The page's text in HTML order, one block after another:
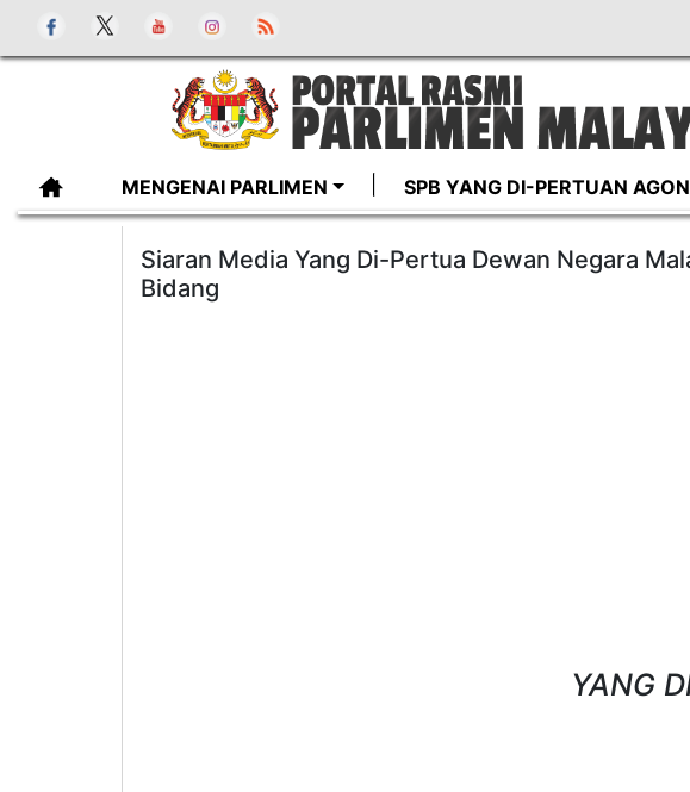
MENGENAI PARLIMEN SPB YANG DI-PERTUAN
Siaran Media Yang Di-Pertua Dewan Negara
Bidang
YANG